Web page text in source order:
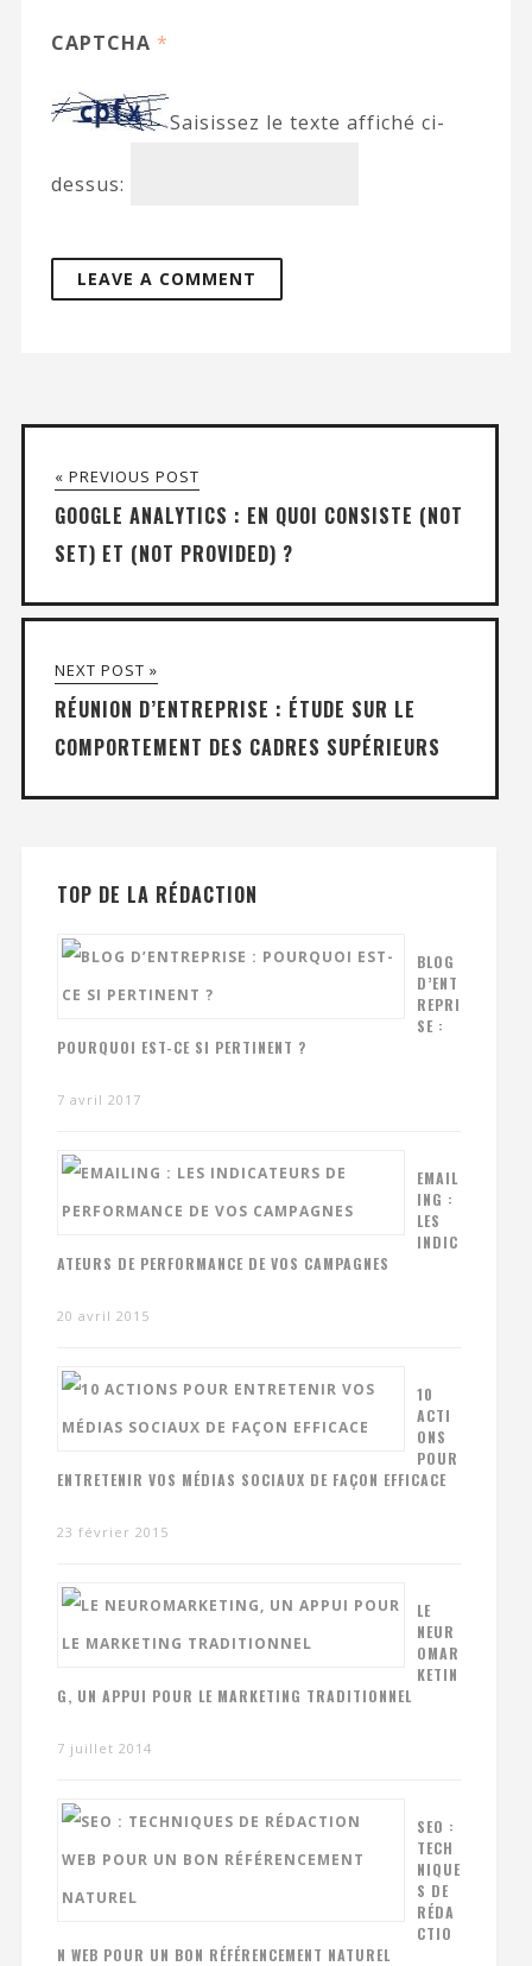
CAPTCHA *
Saisissez le texte affiché ci-
dessus:
« PREVIOUS POST
GOOGLE ANALYTICS : EN QUOI CONSISTE (NOT
SET) ET (NOT PROVIDED) ?
NEXT POST »
RÉUNION D’ENTREPRISE : ÉTUDE SUR LE
COMPORTEMENT DES CADRES SUPÉRIEURS
TOP DE LA RÉDACTION
BLOG
D’ENT
REPRI
SE :
POURQUOI EST-CE SI PERTINENT ?
7 avril 2017
EMAIL
ING :
LES
INDIC
ATEURS DE PERFORMANCE DE VOS CAMPAGNES
20 avril 2015
10
ACTI
ONS
POUR
ENTRETENIR VOS MÉDIAS SOCIAUX DE FAÇON EFFICACE
23 février 2015
LE
NEUR
OMAR
KETIN
G, UN APPUI POUR LE MARKETING TRADITIONNEL
7 juillet 2014
SEO :
TECH
NIQUE
S DE
RÉDA
CTIO
N WEB POUR UN BON RÉFÉRENCEMENT NATUREL